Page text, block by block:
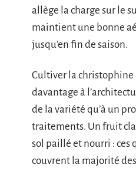
allège la charge sur le
maintient une bonne
jusqu’en fin de saison.
Cultiver la
davantage à
de la variété qu’à un
traitements. Un fruit
sol paillé et nourri : ces
couvrent la majorité